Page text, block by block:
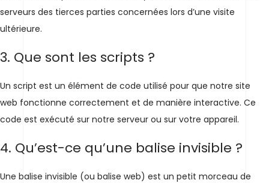
serveurs des tierces parties concernées lors d’une visite
ultérieure.
3. Que sont les scripts ?
Un script est un élément de code utilisé pour que notre site
web fonctionne correctement et de manière interactive. Ce
code est exécuté sur notre serveur ou sur votre appareil.
4. Qu’est-ce qu’une balise invisible ?
Une balise invisible (ou balise web) est un petit morceau de